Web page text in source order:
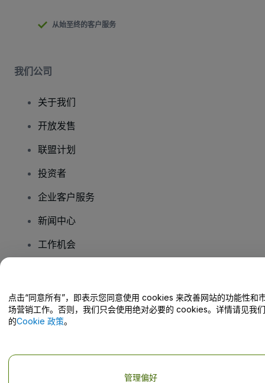
从始至终的客户服务
我们公司
关于我们
开放发售
联盟计划
投资者
企业客户服务
新闻中心
工作机会
帮助中心 / 联系我们
点击“同意所有”，即表示您同意使用 cookies 来改善网站的功能性和
场营销工作。否则，我们只会使用绝对必要的 cookies。详情请见我们
的Cookie 政策。
管理偏好